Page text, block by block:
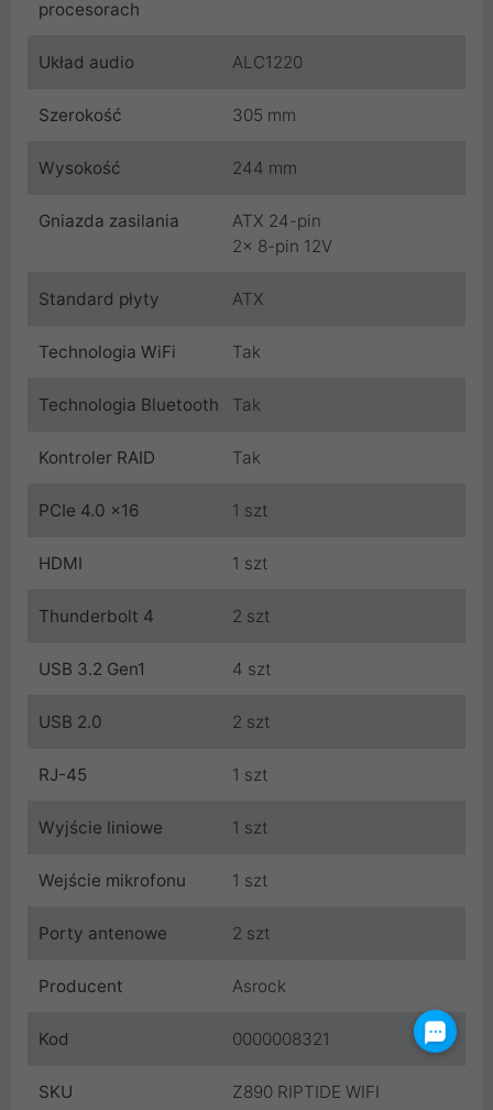
procesorach
Układ audio ALC1220
Szerokość 305 mm
Wysokość 244 mm
Gniazda zasilania
ATX 24-pin
2x 8-pin 12V
Standard płyty ATX
Technologia WiFi Tak
Technologia Bluetooth Tak
Kontroler RAID Tak
PCIe 4.0 x16 1 szt
HDMI 1 szt
Thunderbolt 4 2 szt
USB 3.2 Gen1 4 szt
USB 2.0 2 szt
RJ-45 1 szt
Wyjście liniowe 1 szt
Wejście mikrofonu 1 szt
Porty antenowe 2 szt
Producent Asrock
Kod 0000008321
SKU Z890 RIPTIDE WIFI